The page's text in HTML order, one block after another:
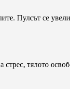
Пулсът се
тялото